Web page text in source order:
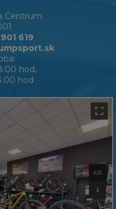
Centrum
619
hod,
hod